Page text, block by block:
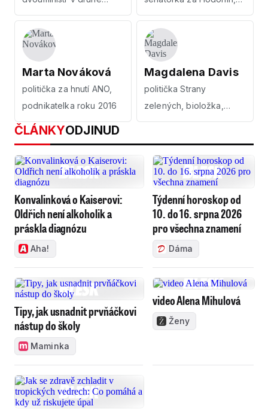
vládě Andreje Babiše
ekonomka
Marta Nováková
politička za hnutí ANO,
podnikatelka roku 2016
Magdalena Davis
politička Strany
zelených, bioložka,
manažerka
ČLÁNKYODJINUD
Konvalinková o Kaiserovi:
Oldřich není alkoholik a
práskla diagnózu
Aha!
Týdenní horoskop od
10. do 16. srpna 2026
pro všechna znamení
Dáma
Tipy, jak usnadnit prvňáčkovi
nástup do školy
Maminka
video Alena Mihulová
Ženy